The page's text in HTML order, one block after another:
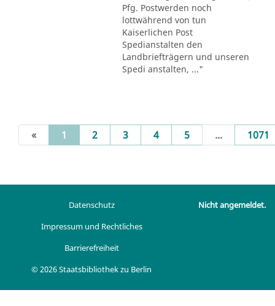
Pfg. Postwerden noch
lottwährend von tun
Kaiserlichen Post
Spedianstalten den
Landbriefträgern und unseren
Spedi anstalten, ..."
« 1 (current)
2 3 4 5 ... 1071
Datenschutz
Impressum und Rechtliches
Barrierefreiheit
© 2026 Staatsbibliothek zu Berlin
Nicht angemeldet.